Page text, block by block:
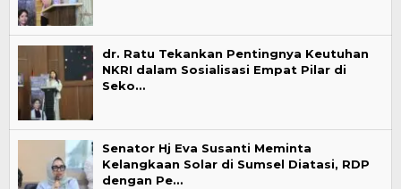
dr. Ratu Tekankan Pentingnya Keutuhan
NKRI dalam Sosialisasi Empat Pilar di
Seko…
Senator Hj Eva Susanti Meminta
Kelangkaan Solar di Sumsel Diatasi, RDP
dengan Pe…